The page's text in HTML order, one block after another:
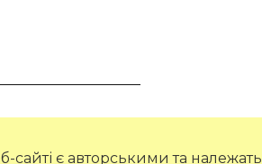
сайті є авторськими та належать